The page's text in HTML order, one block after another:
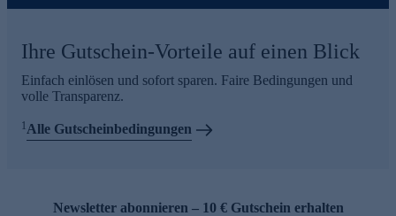
Ihre Gutschein-Vorteile auf einen Blick
Einfach einlösen und sofort sparen. Faire Bedingungen und
volle Transparenz.
1Alle Gutscheinbedingungen
Newsletter abonnieren – 10 € Gutschein erhalten